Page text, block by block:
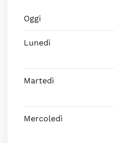
Oggi
Lunedì
Martedì
Mercoledì